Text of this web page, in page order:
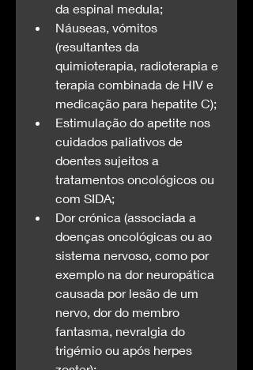
da espinal medula;
Náuseas, vómitos
(resultantes da
quimioterapia, radioterapia e
terapia combinada de HIV e
medicação para hepatite C);
Estimulação do apetite nos
cuidados paliativos de
doentes sujeitos a
tratamentos oncológicos ou
com SIDA;
Dor crónica (associada a
doenças oncológicas ou ao
sistema nervoso, como por
exemplo na dor neuropática
causada por lesão de um
nervo, dor do membro
fantasma, nevralgia do
trigémio ou após herpes